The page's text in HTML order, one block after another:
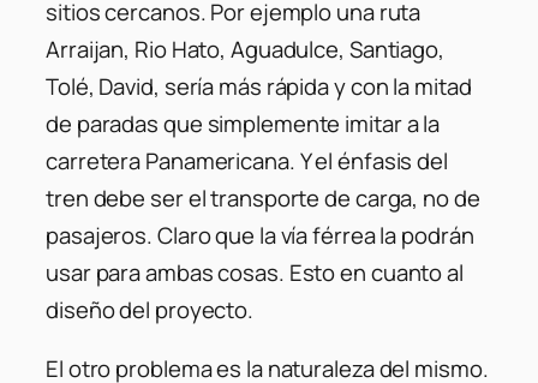
sitios cercanos. Por ejemplo una ruta
Arraijan, Rio Hato, Aguadulce, Santiago,
Tolé, David, sería más rápida y con la mitad
de paradas que simplemente imitar a la
carretera Panamericana. Y el énfasis del
tren debe ser el transporte de carga, no de
pasajeros. Claro que la vía férrea la podrán
usar para ambas cosas. Esto en cuanto al
diseño del proyecto.
El otro problema es la naturaleza del mismo.